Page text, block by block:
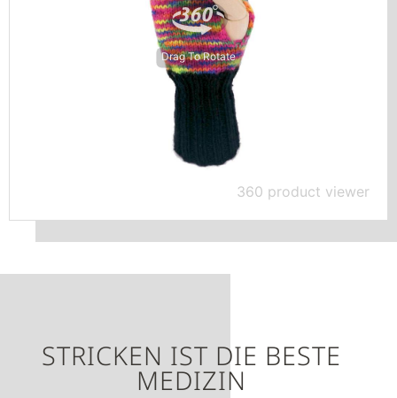
360 product viewer
Drag To Rotate
STRICKEN IST DIE BESTE
MEDIZIN